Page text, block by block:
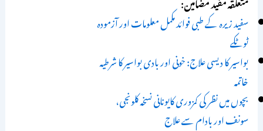
سفید زیرہ کے طبی فوائد مکمل معلومات اور آزمودہ
ٹوٹکے
بواسیر کا دیسی علاج: خونی اور بادی بواسیر کا شرطیہ
خاتمہ
بچوں میں نظر کی کمزوری کایونانی نسخہ کلونجی،
سونف اور بادام سے علاج